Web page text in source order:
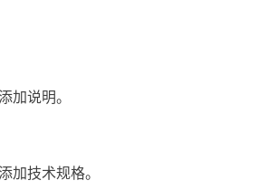
加说明。
加技术规格。